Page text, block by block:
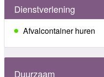
Dienstverlening
Afvalcontainer huren
Duurzaam